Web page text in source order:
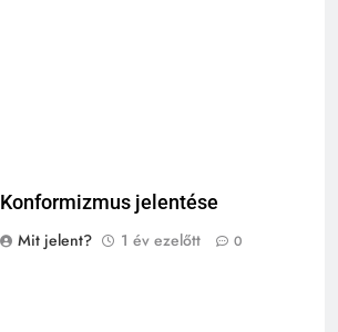
Konformizmus jelentése
Mit jelent?
1 év ezelőtt 0